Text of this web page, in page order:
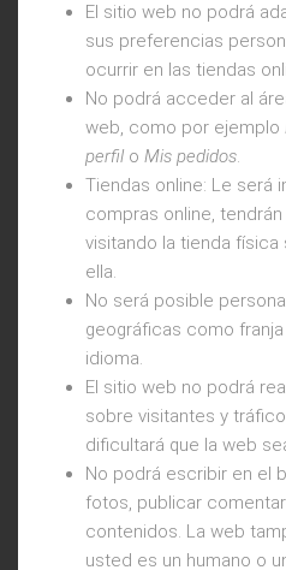
El sitio web no podrá
sus preferencias
ocurrir en las tiendas
No podrá acceder al
web, como por ejemplo
perfil o Mis pedidos.
Tiendas online: Le será
compras online,
visitando la tienda
ella.
No será posible
geográficas como franja
idioma.
El sitio web no podrá
sobre visitantes y
dificultará que la web
No podrá escribir en el
fotos, publicar
contenidos. La web
usted es un humano o